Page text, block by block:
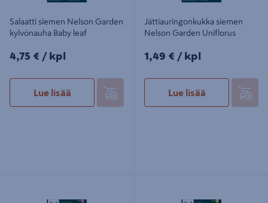
Salaatti siemen Nelson Garden
kylvönauha Baby leaf
4,75€/kpl
4,75 € / kpl
Lue lisää
Jättiauringonkukka siemen
Nelson Garden Uniflorus
1,49€/kpl
1,49 € / kpl
Lue lisää